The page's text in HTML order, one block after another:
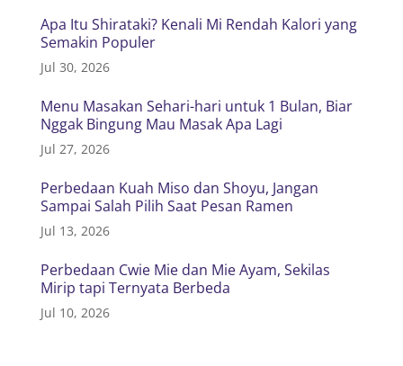
Apa Itu Shirataki? Kenali Mi Rendah Kalori yang
Semakin Populer
Jul 30, 2026
Menu Masakan Sehari-hari untuk 1 Bulan, Biar
Nggak Bingung Mau Masak Apa Lagi
Jul 27, 2026
Perbedaan Kuah Miso dan Shoyu, Jangan
Sampai Salah Pilih Saat Pesan Ramen
Jul 13, 2026
Perbedaan Cwie Mie dan Mie Ayam, Sekilas
Mirip tapi Ternyata Berbeda
Jul 10, 2026